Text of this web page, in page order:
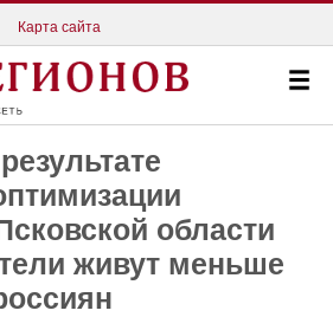
Карта сайта
области
живут меньше